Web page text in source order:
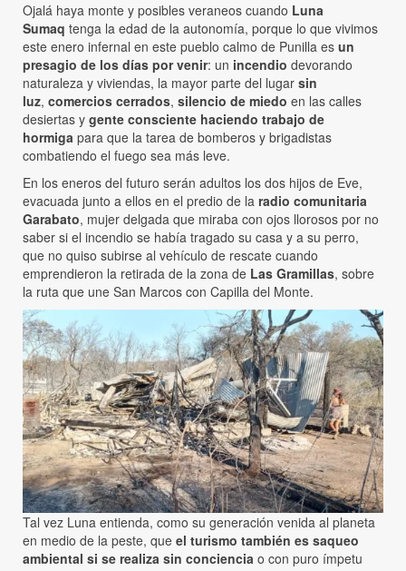
Ojalá haya monte y posibles veraneos cuando Luna
Sumaq tenga la edad de la autonomía, porque lo que vivimos
este enero infernal en este pueblo calmo de Punilla es un
presagio de los días por venir: un incendio devorando
naturaleza y viviendas, la mayor parte del lugar sin
luz, comercios cerrados, silencio de miedo en las calles
desiertas y gente consciente haciendo trabajo de
hormiga para que la tarea de bomberos y brigadistas
combatiendo el fuego sea más leve.
En los eneros del futuro serán adultos los dos hijos de Eve,
evacuada junto a ellos en el predio de la radio comunitaria
Garabato, mujer delgada que miraba con ojos llorosos por no
saber si el incendio se había tragado su casa y a su perro,
que no quiso subirse al vehículo de rescate cuando
emprendieron la retirada de la zona de Las Gramillas, sobre
la ruta que une San Marcos con Capilla del Monte.
Tal vez Luna entienda, como su generación venida al planeta
en medio de la peste, que el turismo también es saqueo
ambiental si se realiza sin conciencia o con puro ímpetu